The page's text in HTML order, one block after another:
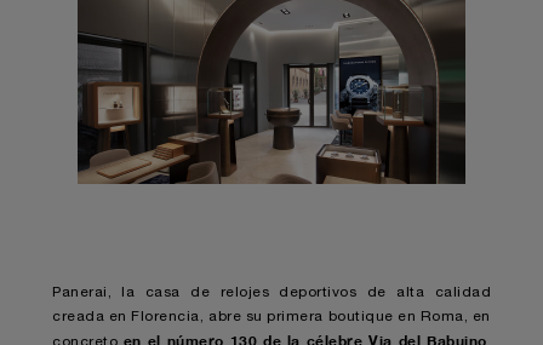
Panerai, la casa de relojes deportivos de alta calidad
creada en Florencia, abre su primera boutique en Roma, en
concreto en el número 130 de la célebre Via del Babuino